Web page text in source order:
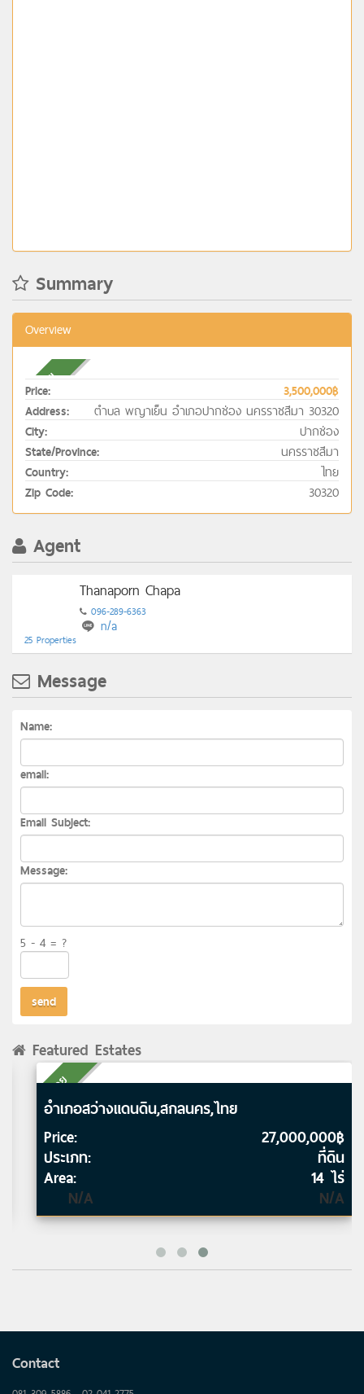
Summary
Overview
ขาย
Price:
3,500,000฿
Address:
ตำบล พญาเย็น อำเภอปากช่อง นครราชสีมา 30320
City: ปากช่อง
State/Province: นครราชสีมา
Country: ไทย
Zip Code: 30320
Agent
Thanaporn Chapa
096-289-6363
n/a
25 Properties
Message
Name:
email:
Email Subject:
Message:
5 - 4 = ?
Featured Estates
ขาย
อำเภอสว่างแดนดิน,สกลนคร,ไทย
Price:
27,000,000฿
ประเภท:
ที่ดิน
Area:
14 ไร่
N/A
N/A
Contact